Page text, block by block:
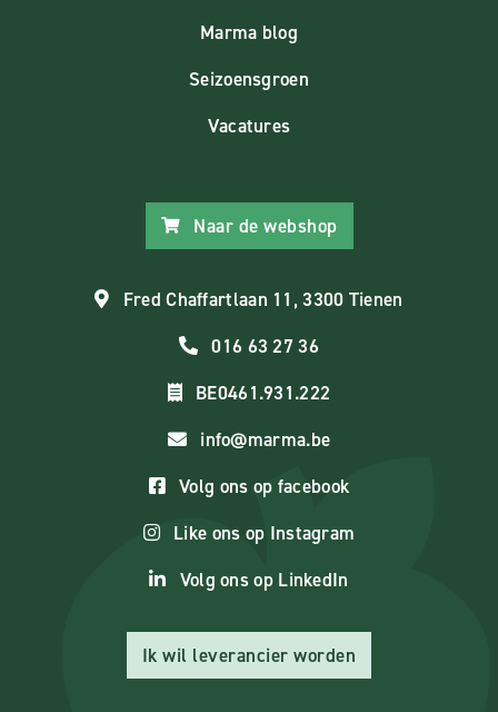
Marma blog
Seizoensgroen
Vacatures
Naar de webshop
Fred Chaffartlaan 11, 3300 Tienen
016 63 27 36
BE0461.931.222
info@marma.be
Volg ons op facebook
Like ons op Instagram
Volg ons op LinkedIn
Ik wil leverancier worden